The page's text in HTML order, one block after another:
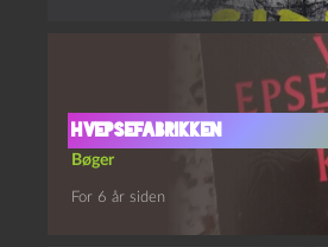
Hvepsefabrikken
Bøger
For 6 år siden